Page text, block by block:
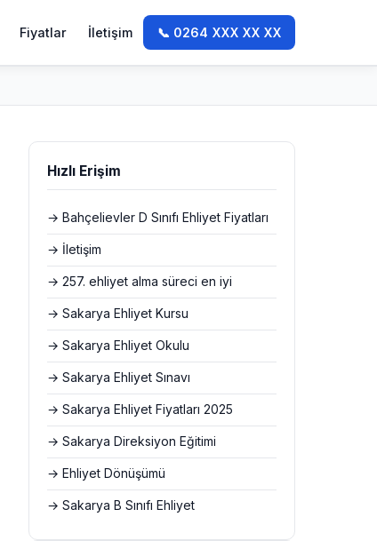
Fiyatlar İletişim 📞 0264 XXX XX XX
Hızlı Erişim
→ Bahçelievler D Sınıfı Ehliyet Fiyatları
→ İletişim
→ 257. ehliyet alma süreci en iyi
→ Sakarya Ehliyet Kursu
→ Sakarya Ehliyet Okulu
→ Sakarya Ehliyet Sınavı
→ Sakarya Ehliyet Fiyatları 2025
→ Sakarya Direksiyon Eğitimi
→ Ehliyet Dönüşümü
→ Sakarya B Sınıfı Ehliyet